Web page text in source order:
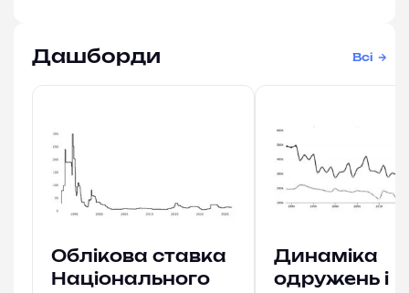
Дашборди Всі
Облікова ставка
Національного
Динаміка
одружень і